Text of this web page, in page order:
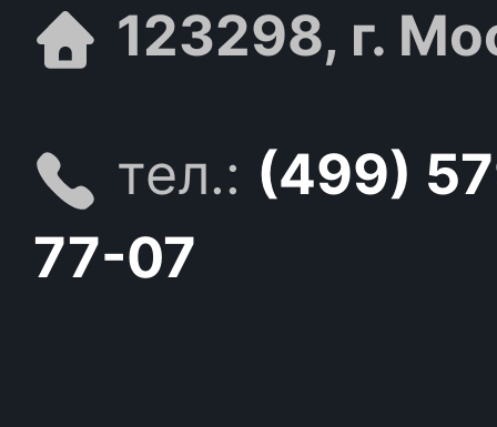
123298, г.
тел.: (499)
77-07